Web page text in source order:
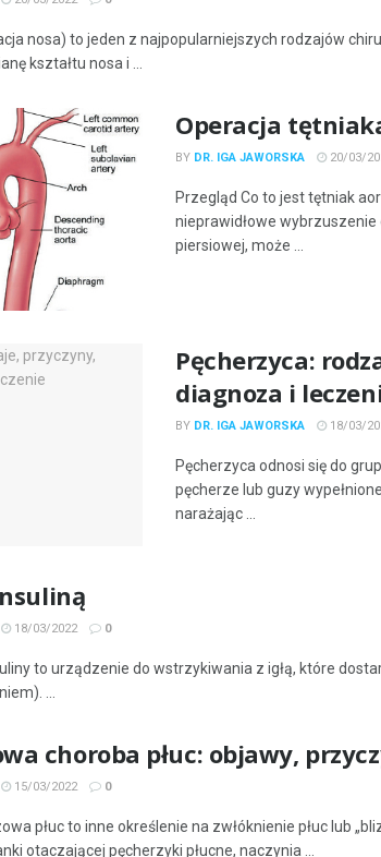
nosa) to jeden z najpopularniejszych rodzajów
kształtu nosa i ...
Operacja
BY DR. IGA JAWORSKA 20/03/
Przegląd Co to jest tętniak
nieprawidłowe wybrzuszenie
piersiowej, może ...
Pęcherzyca:
diagnoza i
BY DR. IGA JAWORSKA 18/03/
Pęcherzyca odnosi się do
pęcherze lub guzy
narażając ...
18/03/2022 0
to urządzenie do wstrzykiwania z igłą, które
...
choroba płuc: objawy,
15/03/2022 0
płuc to inne określenie na zwłóknienie płuc lub
otaczającej pęcherzyki płucne, naczynia ...